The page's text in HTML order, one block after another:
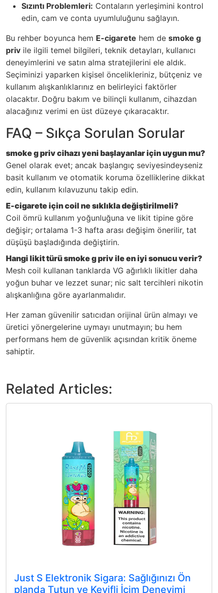
Sızıntı Problemleri: Contaların yerleşimini kontrol
edin, cam ve conta uyumluluğunu sağlayın.
Bu rehber boyunca hem E-cigarete hem de smoke g
priv ile ilgili temel bilgileri, teknik detayları, kullanıcı
deneyimlerini ve satın alma stratejilerini ele aldık.
Seçiminizi yaparken kişisel öncelikleriniz, bütçeniz ve
kullanım alışkanlıklarınız en belirleyici faktörler
olacaktır. Doğru bakım ve bilinçli kullanım, cihazdan
alacağınız verimi en üst düzeye çıkaracaktır.
FAQ – Sıkça Sorulan Sorular
smoke g priv cihazı yeni başlayanlar için uygun mu?
Genel olarak evet; ancak başlangıç seviyesindeyseniz
basit kullanım ve otomatik koruma özelliklerine dikkat
edin, kullanım kılavuzunu takip edin.
E-cigarete için coil ne sıklıkla değiştirilmeli?
Coil ömrü kullanım yoğunluğuna ve likit tipine göre
değişir; ortalama 1-3 hafta arası değişim önerilir, tat
düşüşü başladığında değiştirin.
Hangi likit türü smoke g priv ile en iyi sonucu verir?
Mesh coil kullanan tanklarda VG ağırlıklı likitler daha
yoğun buhar ve lezzet sunar; nic salt tercihleri nikotin
alışkanlığına göre ayarlanmalıdır.
Her zaman güvenilir satıcıdan orijinal ürün almayı ve
üretici yönergelerine uymayı unutmayın; bu hem
performans hem de güvenlik açısından kritik öneme
sahiptir.
Related Articles:
Just S Elektronik Sigara: Sağlığınızı Ön
planda Tutun ve Keyifli İçim Deneyimi